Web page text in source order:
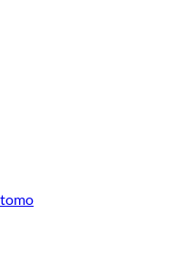
marcas de calidad y con
Perú
en Sodimac tenemos
y frotachos, así que
complementos para que
Además, elige entre las
factores importantes al
contamos con una amplia
y frotachos. De esta
y satisfacción